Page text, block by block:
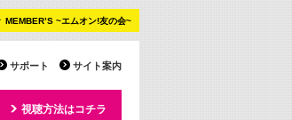
MEMBER’S ~エムオン!友の会~
サイト案内
サポート
視聴方法はコチラ